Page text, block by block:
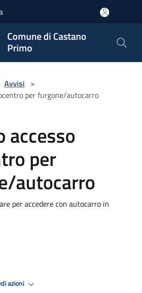
Comune di Castano
Primo
Avvisi >
per furgone/autocarro
accesso
per
autocarro
per accedere con autocarro in
azioni